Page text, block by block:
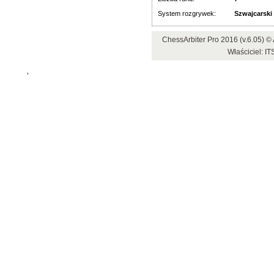
System rozgrywek:
Szwajcarski
ChessArbiter Pro 2016 (v.6.05)
Właściciel:
'